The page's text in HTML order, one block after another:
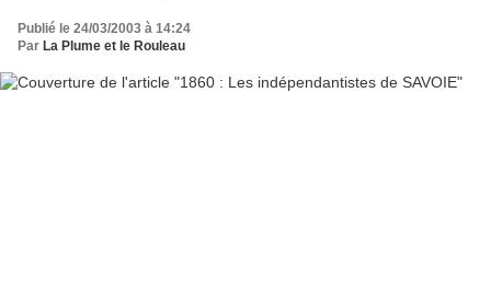
Publié le 24/03/2003 à 14:24
Par La Plume et le Rouleau